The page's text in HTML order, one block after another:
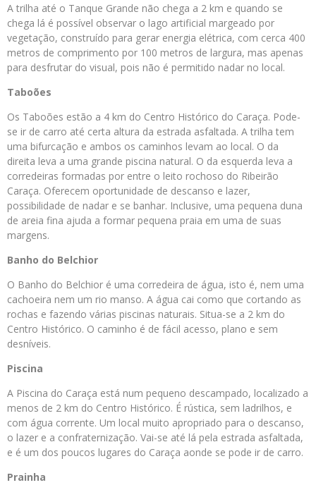
A trilha até o Tanque Grande não chega a 2 km e quando se
chega lá é possível observar o lago artificial margeado por
vegetação, construído para gerar energia elétrica, com cerca 400
metros de comprimento por 100 metros de largura, mas apenas
para desfrutar do visual, pois não é permitido nadar no local.
Taboões
Os Taboões estão a 4 km do Centro Histórico do Caraça. Pode-
se ir de carro até certa altura da estrada asfaltada. A trilha tem
uma bifurcação e ambos os caminhos levam ao local. O da
direita leva a uma grande piscina natural. O da esquerda leva a
corredeiras formadas por entre o leito rochoso do Ribeirão
Caraça. Oferecem oportunidade de descanso e lazer,
possibilidade de nadar e se banhar. Inclusive, uma pequena duna
de areia fina ajuda a formar pequena praia em uma de suas
margens.
Banho do Belchior
O Banho do Belchior é uma corredeira de água, isto é, nem uma
cachoeira nem um rio manso. A água cai como que cortando as
rochas e fazendo várias piscinas naturais. Situa-se a 2 km do
Centro Histórico. O caminho é de fácil acesso, plano e sem
desníveis.
Piscina
A Piscina do Caraça está num pequeno descampado, localizado a
menos de 2 km do Centro Histórico. É rústica, sem ladrilhos, e
com água corrente. Um local muito apropriado para o descanso,
o lazer e a confraternização. Vai-se até lá pela estrada asfaltada,
e é um dos poucos lugares do Caraça aonde se pode ir de carro.
Prainha